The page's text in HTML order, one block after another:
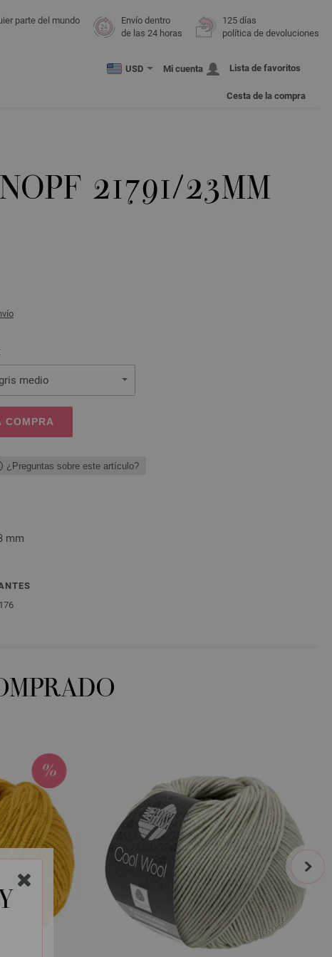
parte del mundo
Envío dentro
de las 24 horas
125 días
política de devoluciones
USD Mi cuenta Lista de favoritos
Cesta de la compra
21791/23MM
medio
COMPRA
¿Preguntas sobre este artículo?
mm
next